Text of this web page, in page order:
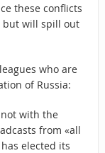
these conflicts
but will spill out
who are
of Russia:
with the
from «all
elected its